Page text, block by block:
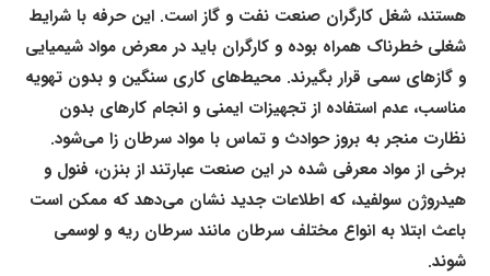
هستند، شغل کارگران صنعت نفت و گاز است. این حرفه با شرایط
شغلی خطرناک همراه بوده و کارگران باید در معرض مواد شیمیایی
و گازهای سمی قرار بگیرند. محیط‌های کاری سنگین و بدون تهویه
مناسب، عدم استفاده از تجهیزات ایمنی و انجام کارهای بدون
نظارت منجر به بروز حوادث و تماس با مواد سرطان زا می‌شود.
برخی از مواد معرفی شده در این صنعت عبارتند از بنزن، فنول و
هیدروژن سولفید، که اطلاعات جدید نشان می‌دهد که ممکن است
باعث ابتلا به انواع مختلف سرطان مانند سرطان ریه و لوسمی
شوند.